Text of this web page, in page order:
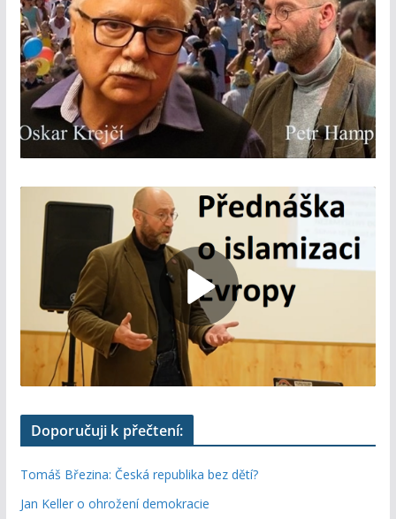
Doporučuji k přečtení:
Tomáš Březina: Česká republika bez dětí?
Jan Keller o ohrožení demokracie